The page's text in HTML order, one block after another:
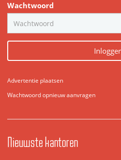
Wachtwoord
Advertentie plaatsen
Wachtwoord opnieuw aanvragen
Nieuwste kantoren